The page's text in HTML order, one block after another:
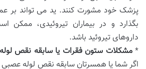
پزشک خود مشورت کنند. ید می تواند بر
بگذارد و در بیماران تیروئیدی، ممکن
داروهای تیروئید باشد.
*مشکلات ستون فقرات یا سابقه نقص
اگر شما یا همسرتان سابقه نقص لوله عصبی